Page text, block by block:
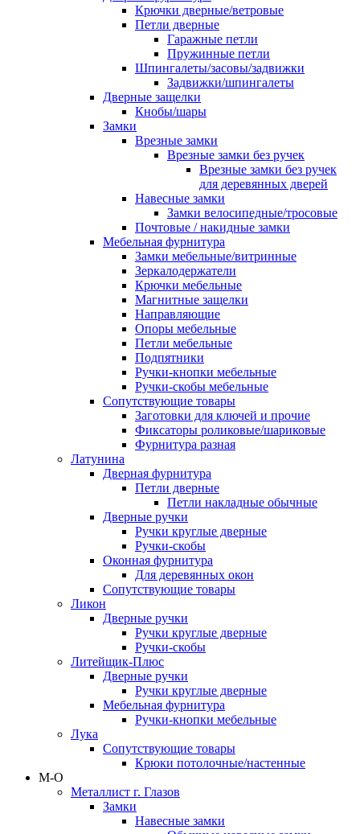
Крючки дверные/ветровые
Петли дверные
Гаражные петли
Пружинные петли
Шпингалеты/засовы/задвижки
Задвижки/шпингалеты
Дверные защелки
Кнобы/шары
Замки
Врезные замки
Врезные замки без ручек
Врезные замки без ручек
для деревянных дверей
Навесные замки
Замки велосипедные/тросовые
Почтовые / накидные замки
Мебельная фурнитура
Замки мебельные/витринные
Зеркалодержатели
Крючки мебельные
Магнитные защелки
Направляющие
Опоры мебельные
Петли мебельные
Подпятники
Ручки-кнопки мебельные
Ручки-скобы мебельные
Сопутствующие товары
Заготовки для ключей и прочие
Фиксаторы роликовые/шариковые
Фурнитура разная
Латунина
Дверная фурнитура
Петли дверные
Петли накладные обычные
Дверные ручки
Ручки круглые дверные
Ручки-скобы
Оконная фурнитура
Для деревянных окон
Сопутствующие товары
Ликон
Дверные ручки
Ручки круглые дверные
Ручки-скобы
Литейщик-Плюс
Дверные ручки
Ручки круглые дверные
Мебельная фурнитура
Ручки-кнопки мебельные
Лука
Сопутствующие товары
Крюки потолочные/настенные
М-О
Металлист г. Глазов
Замки
Навесные замки